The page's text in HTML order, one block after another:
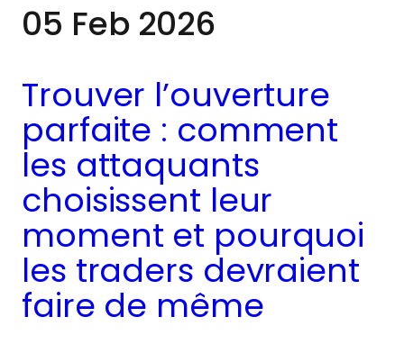
bonne décision au
bon moment peut
déterminer le résultat.
05 Feb 2026
Trouver l’ouverture
parfaite : comment
les attaquants
choisissent leur
moment et pourquoi
les traders devraient
faire de même